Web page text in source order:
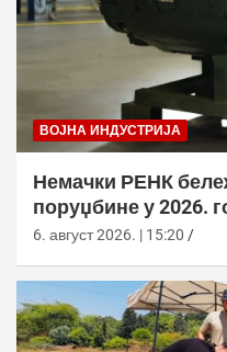
ВОЈНА ИНДУСТРИЈА
Немачки РЕНК
поруџбине у 2026.
6. август 2026. | 15:20